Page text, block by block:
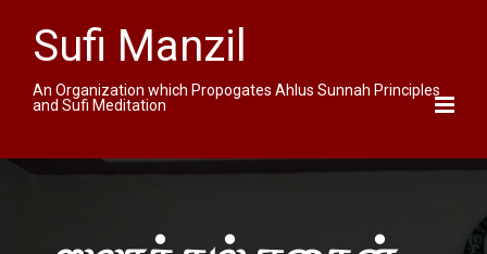
Sufi Manzil
An Organization which Propogates Ahlus Sunnah Principles
and Sufi Meditation